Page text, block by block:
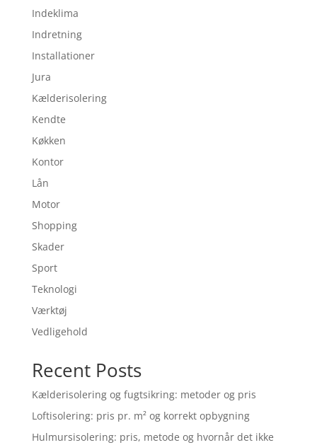
Indeklima
Indretning
Installationer
Jura
Kælderisolering
Kendte
Køkken
Kontor
Lån
Motor
Shopping
Skader
Sport
Teknologi
Værktøj
Vedligehold
Recent Posts
Kælderisolering og fugtsikring: metoder og pris
Loftisolering: pris pr. m² og korrekt opbygning
Hulmursisolering: pris, metode og hvornår det ikke